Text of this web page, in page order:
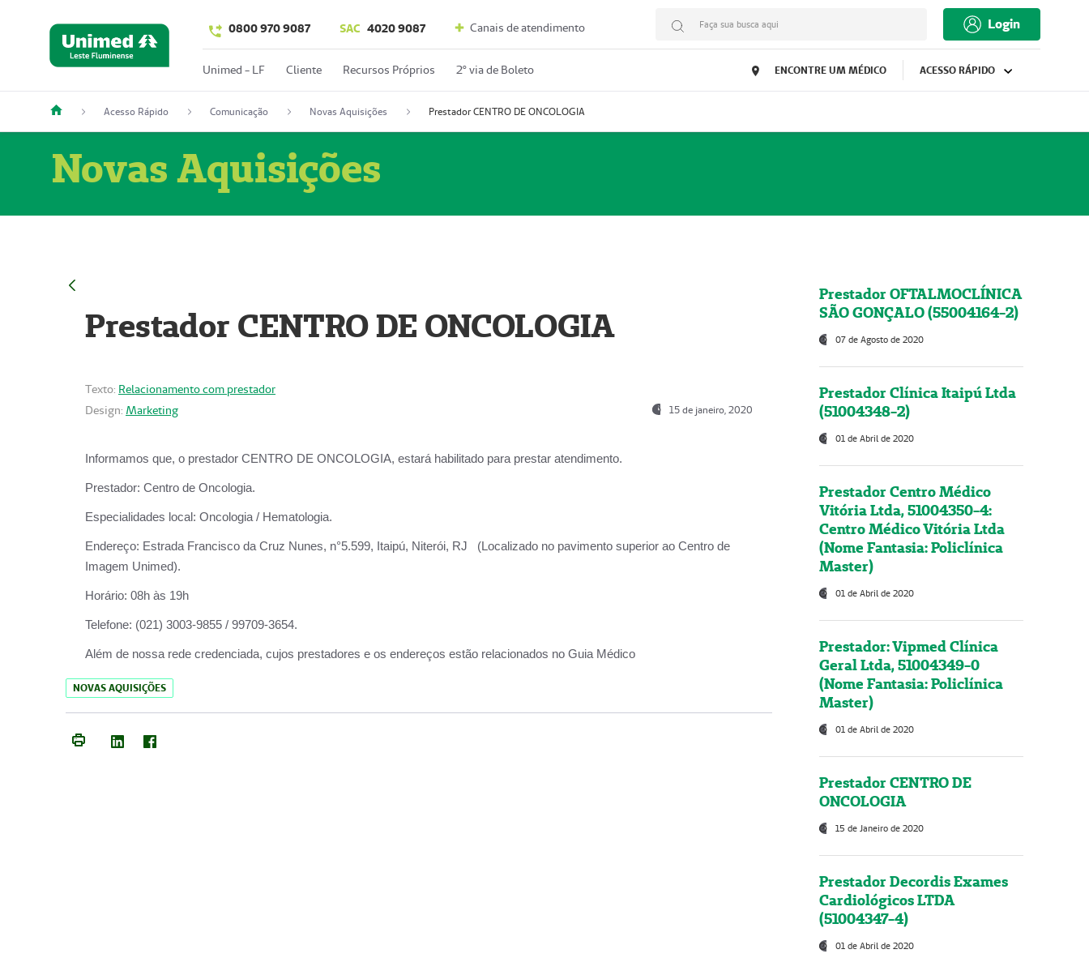
0800 970 9087 SAC 4020 9087 Canais de atendimento Faça sua busca aqui Login
Unimed - LF Cliente Recursos Próprios 2º via de Boleto ENCONTRE UM MÉDICO ACESSO RÁPIDO
Acesso Rápido Comunicação Novas Aquisições Prestador CENTRO DE ONCOLOGIA
Novas Aquisições
Prestador CENTRO DE ONCOLOGIA
Texto: Relacionamento com prestador
Design: Marketing 15 de janeiro, 2020
Informamos que, o prestador CENTRO DE ONCOLOGIA, estará habilitado para prestar atendimento.
Prestador: Centro de Oncologia.
Especialidades local: Oncologia / Hematologia.
Endereço: Estrada Francisco da Cruz Nunes, n°5.599, Itaipú, Niterói, RJ (Localizado no pavimento superior ao Centro de
Imagem Unimed).
Horário: 08h às 19h
Telefone: (021) 3003-9855 / 99709-3654.
Além de nossa rede credenciada, cujos prestadores e os endereços estão relacionados no Guia Médico
NOVAS AQUISIÇÕES
Prestador OFTALMOCLÍNICA
SÃO GONÇALO (55004164-2)
07 de Agosto de 2020
Prestador Clínica Itaipú Ltda
(51004348-2)
01 de Abril de 2020
Prestador Centro Médico
Vitória Ltda, 51004350-4:
Centro Médico Vitória Ltda
(Nome Fantasia: Policlínica
Master)
01 de Abril de 2020
Prestador: Vipmed Clínica
Geral Ltda, 51004349-0
(Nome Fantasia: Policlínica
Master)
01 de Abril de 2020
Prestador CENTRO DE
ONCOLOGIA
15 de Janeiro de 2020
Prestador Decordis Exames
Cardiológicos LTDA
(51004347-4)
01 de Abril de 2020